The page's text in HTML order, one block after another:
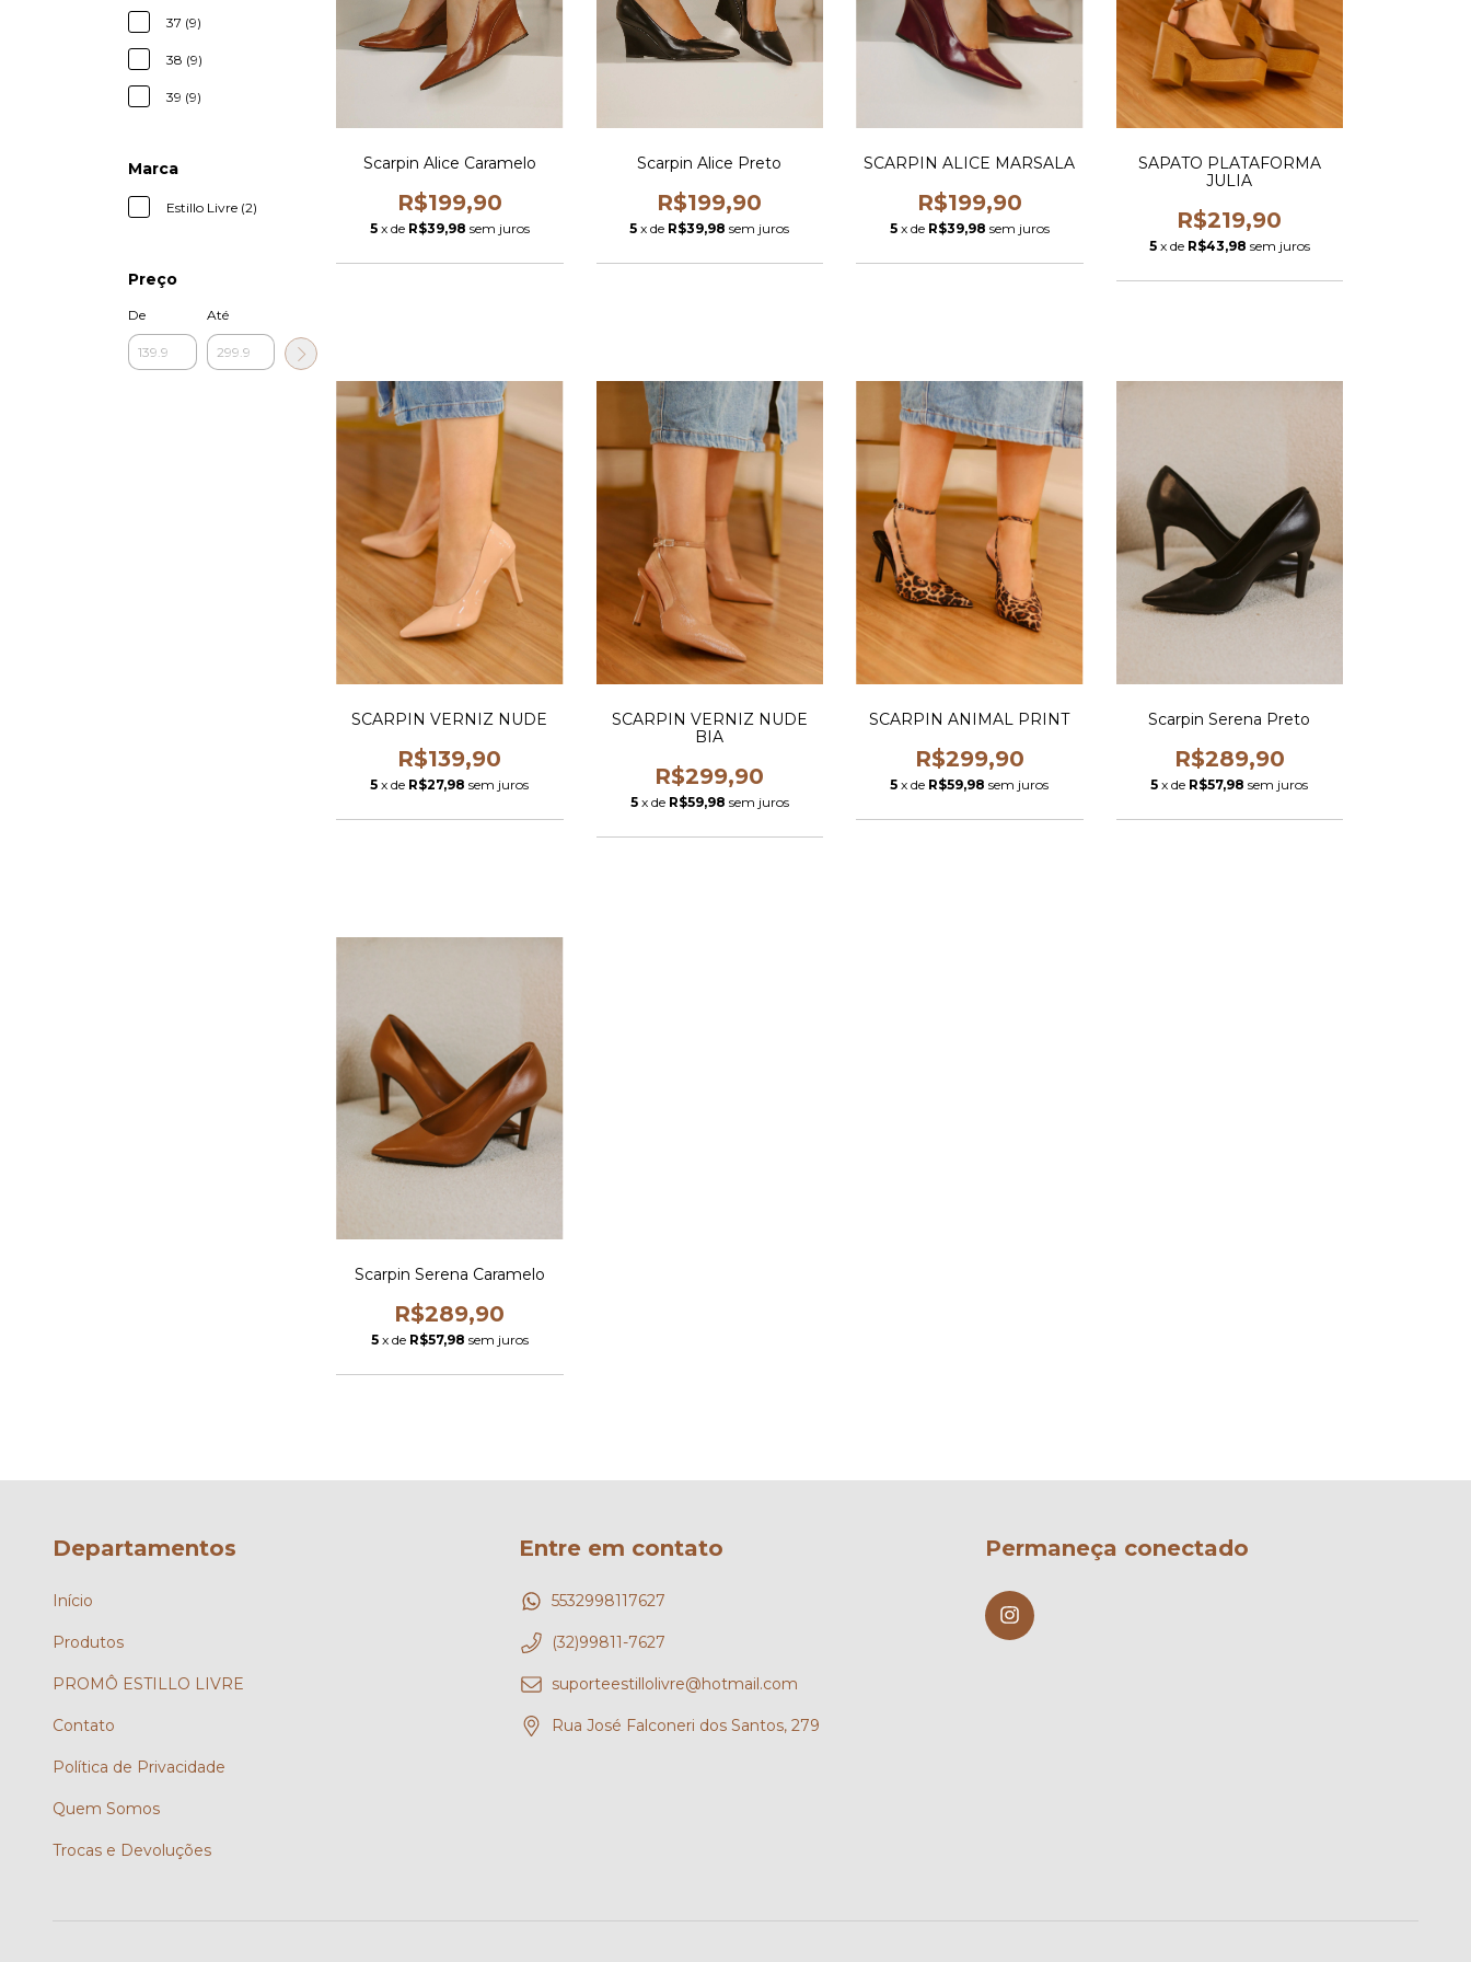
37 (9)
38 (9)
39 (9)
Marca
Estillo Livre (2)
Preço
De Até
Scarpin Alice Caramelo
R$199,90
5 x de R$39,98 sem juros
Scarpin Alice Preto
R$199,90
5 x de R$39,98 sem juros
SCARPIN ALICE MARSALA
R$199,90
5 x de R$39,98 sem juros
SAPATO PLATAFORMA
JULIA
R$219,90
5 x de R$43,98 sem juros
SCARPIN VERNIZ NUDE
R$139,90
5 x de R$27,98 sem juros
SCARPIN VERNIZ NUDE
BIA
R$299,90
5 x de R$59,98 sem juros
SCARPIN ANIMAL PRINT
R$299,90
5 x de R$59,98 sem juros
Scarpin Serena Preto
R$289,90
5 x de R$57,98 sem juros
Scarpin Serena Caramelo
R$289,90
5 x de R$57,98 sem juros
Departamentos
Início
Produtos
PROMÔ ESTILLO LIVRE
Contato
Política de Privacidade
Quem Somos
Trocas e Devoluções
Entre em contato
5532998117627
(32)99811-7627
suporteestillolivre@hotmail.com
Rua José Falconeri dos Santos, 279
Permaneça conectado